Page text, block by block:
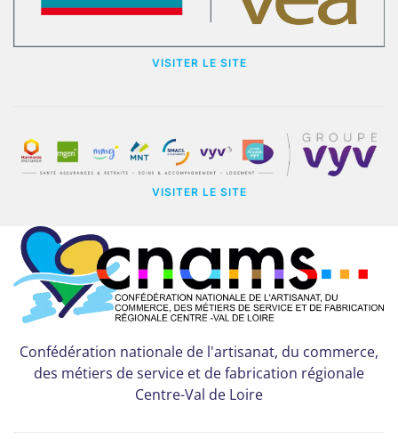
VISITER LE SITE
VISITER LE SITE
Confédération nationale de l'artisanat, du commerce,
des métiers de service et de fabrication régionale
Centre-Val de Loire